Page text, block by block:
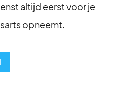
altijd eerst voor je
opneemt.